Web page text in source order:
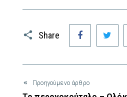
Share
Facebook
Προηγούμενο άρθρο